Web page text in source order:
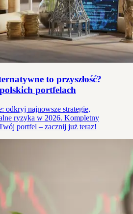
to przyszłość?
portfelach
odkryj najnowsze strategie,
ryzyka w 2026. Kompletny
portfel – zacznij już teraz!